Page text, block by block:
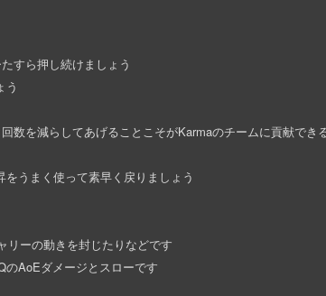
すら押し続けましょう
う
数を減らしてあげることこそがKarmaのチームに貢献でき
うまく使って素早く戻りましょう
リーの動きを封じたりなどです
のAoEダメージとスローです